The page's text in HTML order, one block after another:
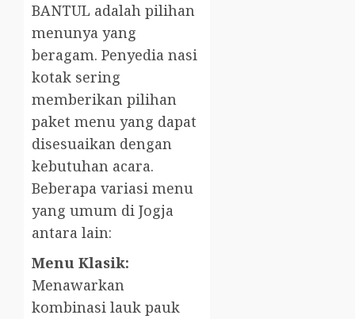
BANTUL adalah pilihan
menunya yang
beragam. Penyedia nasi
kotak sering
memberikan pilihan
paket menu yang dapat
disesuaikan dengan
kebutuhan acara.
Beberapa variasi menu
yang umum di Jogja
antara lain:
Menu Klasik:
Menawarkan
kombinasi lauk pauk